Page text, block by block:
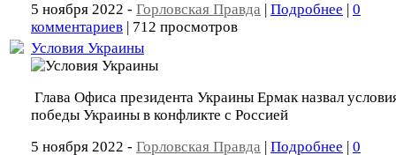
5 ноября 2022 - Горловская Правда | Подробнее | 0
комментариев | 712 просмотров
Условия Украины
Глава Офиса президента Украины Ермак назвал
победы Украины в конфликте с Россией
5 ноября 2022 - Горловская Правда | Подробнее | 0